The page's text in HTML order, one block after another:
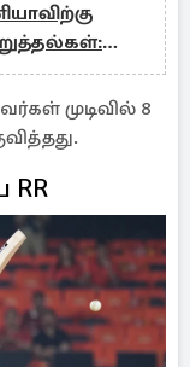
முடிவில் 8
RR